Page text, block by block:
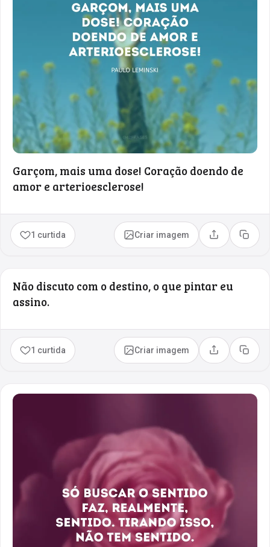
Garçom, mais uma dose! Coração doendo de
amor e arterioesclerose!
1 curtida Criar imagem Compartilhar
Copiar
Não discuto com o destino, o que pintar eu
assino.
1 curtida Criar imagem Compartilhar
Copiar